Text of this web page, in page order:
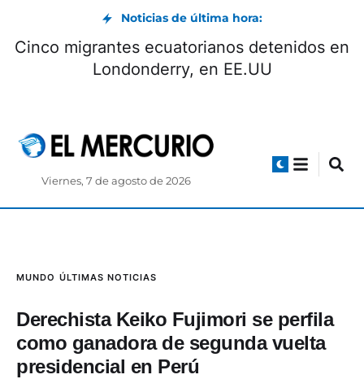
Noticias de última hora:
Cinco migrantes ecuatorianos detenidos en
Londonderry, en EE.UU
Viernes, 7 de agosto de 2026
MUNDO ÚLTIMAS NOTICIAS
Derechista Keiko Fujimori se perfila
como ganadora de segunda vuelta
presidencial en Perú